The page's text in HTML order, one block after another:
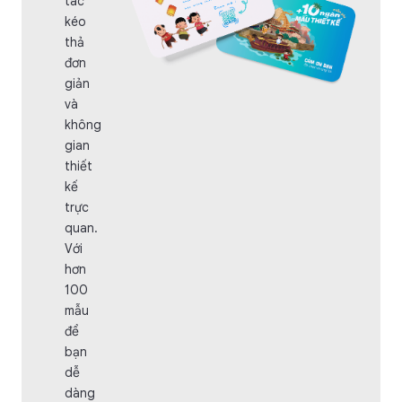
kéo
thả
đơn
giản
và
không
gian
thiết
kế
trực
quan.
Với
hơn
100
mẫu
để
bạn
dễ
dàng